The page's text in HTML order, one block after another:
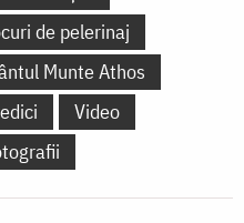
de pelerinaj
Munte Athos
Video